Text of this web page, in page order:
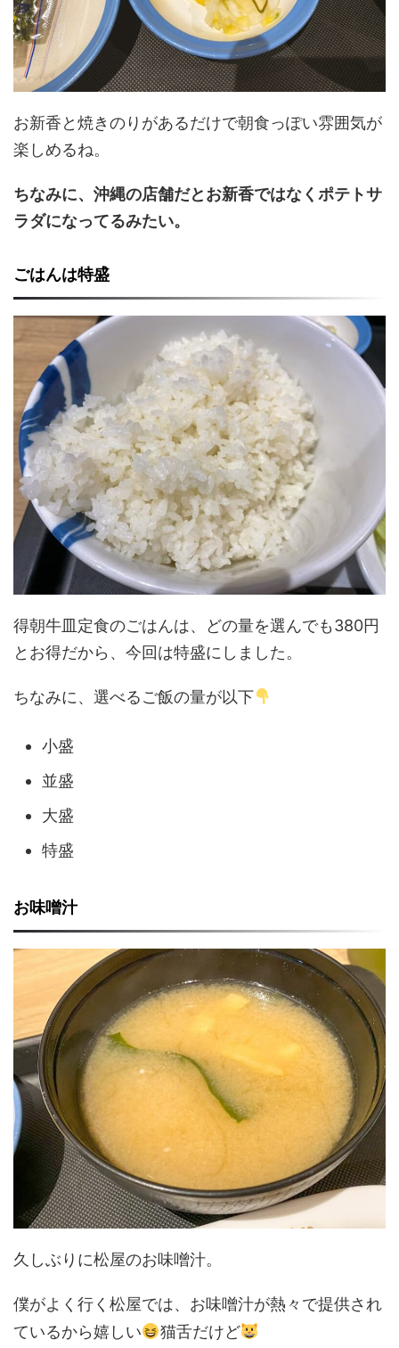
お新香と焼きのりがあるだけで朝食っぽい雰囲気が
楽しめるね。
ちなみに、沖縄の店舗だとお新香ではなくポテトサ
ラダになってるみたい。
ごはんは特盛
得朝牛皿定食のごはんは、どの量を選んでも380円
とお得だから、今回は特盛にしました。
ちなみに、選べるご飯の量が以下
小盛
並盛
大盛
特盛
お味噌汁
久しぶりに松屋のお味噌汁。
僕がよく行く松屋では、お味噌汁が熱々で提供され
ているから嬉しい
猫舌だけど